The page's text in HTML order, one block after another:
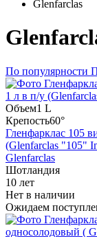
Glenfarclas
По популярности
Объем1 L
Крепость60°
Гленфарклас 105
(Glenfarclas "105"
Glenfarclas
Шотландия
10 лет
Нет в наличии
Ожидаем